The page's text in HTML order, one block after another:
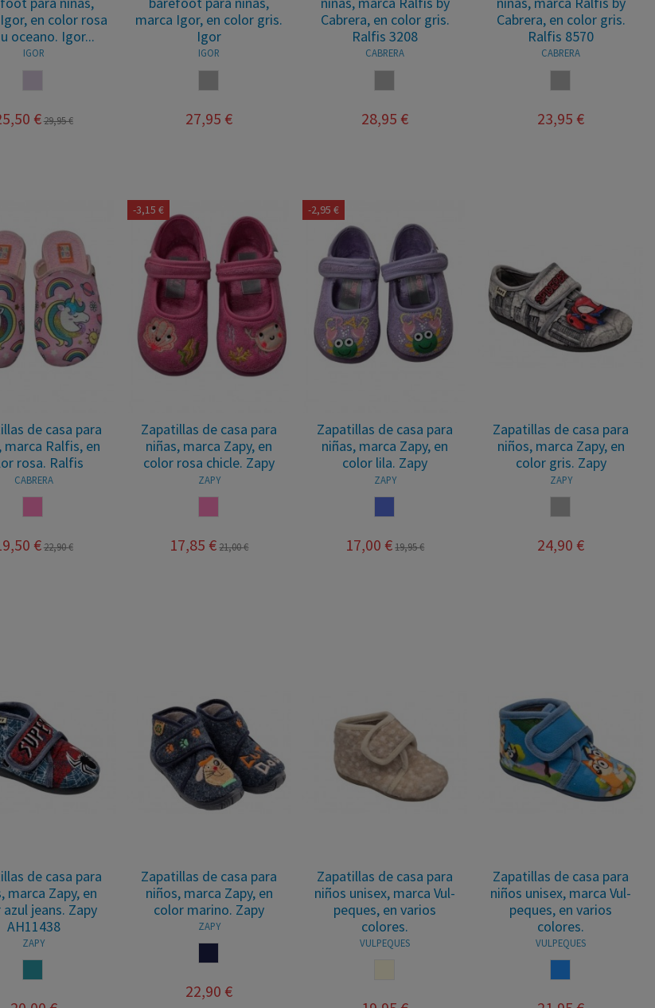
en color rosa
oceano. Igor...
IGOR
€ 29,95 €
marca Igor, en color gris.
Igor
IGOR
27,95 €
Cabrera, en color gris.
Ralfis 3208
CABRERA
28,95 €
Cabrera, en color gris.
Ralfis 8570
CABRERA
23,95 €
de casa para
marca Ralfis, en
rosa. Ralfis
CABRERA
€ 22,90 €
-3,15 €
Zapatillas de casa para
niñas, marca Zapy, en
color rosa chicle. Zapy
ZAPY
17,85 € 21,00 €
-2,95 €
Zapatillas de casa para
niñas, marca Zapy, en
color lila. Zapy
ZAPY
17,00 € 19,95 €
Zapatillas de casa para
niños, marca Zapy, en
color gris. Zapy
ZAPY
24,90 €
de casa para
marca Zapy, en
jeans. Zapy
AH11438
ZAPY
Zapatillas de casa para
niños, marca Zapy, en
color marino. Zapy
ZAPY
22,90 €
Zapatillas de casa para
niños unisex, marca Vul-
peques, en varios
colores.
VULPEQUES
Zapatillas de casa para
niños unisex, marca Vul-
peques, en varios
colores.
VULPEQUES